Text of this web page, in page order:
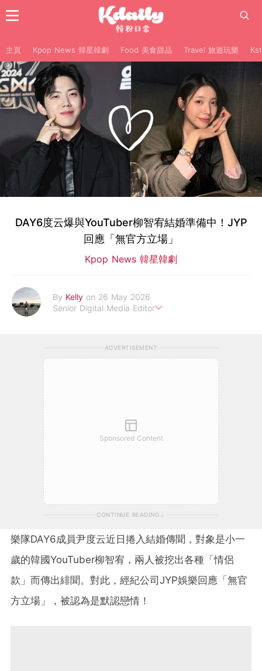
主頁 Kpop News 韓星韓劇 Food 美食甜品 Travel 旅遊玩樂
DAY6度云爆與YouTuber柳智宥結婚準備中！JYP
回應「無官方立場」
Kpop News 韓星韓劇
By Kelly on 26 May 2026
Senior Digital Media Editor
ADVERTISEMENT
Sponsored Content
CONTINUE READING
樂隊DAY6成員尹度云近日捲入結婚傳聞，對象是小一
歲的韓國YouTuber柳智宥，兩人被挖出各種「情侶
款」而傳出緋聞。對此，經紀公司JYP娛樂回應「無官
方立場」，被認為是默認戀情！